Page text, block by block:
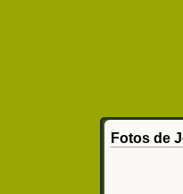
Fotos de